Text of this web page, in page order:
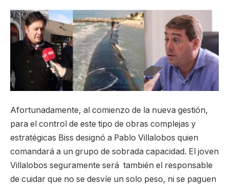
Afortunadamente, al comienzo de la nueva gestión,
para el control de este tipo de obras complejas y
estratégicas Biss designó a Pablo Villalobos quien
comandará a un grupo de sobrada capacidad. El joven
Villalobos seguramente será también el responsable
de cuidar que no se desvíe un solo peso, ni se paguen